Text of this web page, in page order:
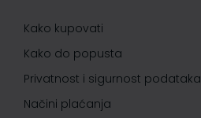
Kako kupovati
Kako do popusta
Privatnost i sigurnost podataka
Načini plaćanja